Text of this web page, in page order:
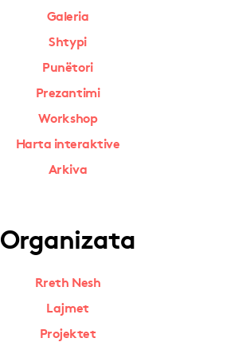
Galeria
Shtypi
Punëtori
Prezantimi
Workshop
Harta interaktive
Arkiva
Organizata
Rreth Nesh
Lajmet
Projektet